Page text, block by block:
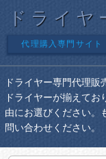
ドライヤ
代理購入専門サイト
ドライヤー専門代理
ドライヤーが揃えて
由にお選びください。
問い合わせください。